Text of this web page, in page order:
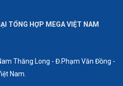
TỔNG HỢP MEGA VIỆT NAM
Thăng Long - Đ.Phạm Văn Đồng -
Nam.